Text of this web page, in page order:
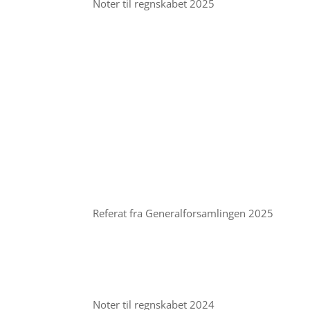
Noter til regnskabet 2025
Referat fra Generalforsamlingen 2025
Noter til regnskabet 2024